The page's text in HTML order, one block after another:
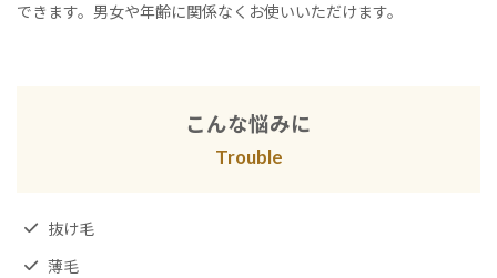
できます。男女や年齢に関係なくお使いいただけます。
こんな悩みに
Trouble
抜け毛
薄毛